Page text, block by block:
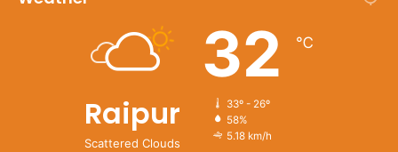
Raipur
Scattered Clouds
32 ℃
33º - 26º
58%
5.18 km/h